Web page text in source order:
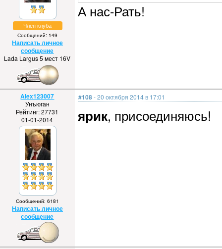
Член клуба
Сообщений: 149
Написать личное
сообщение
Lada Largus 5 мест 16V
А нас-Рать!
Alex123007
Унъюган
Рейтинг: 27731
01-01-2014
Сообщений: 6181
Написать личное
сообщение
#108- 20 октября 2014 в 17:01
ярик, присоединяюсь!